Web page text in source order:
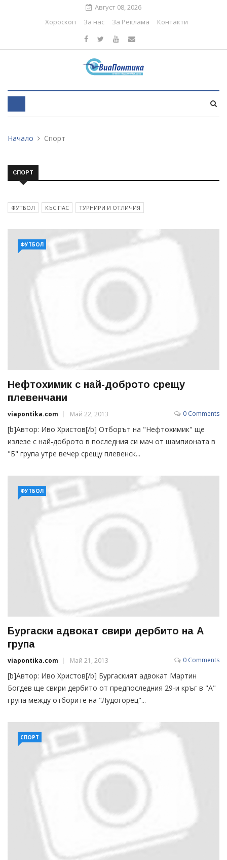
Август 08, 2026
Хороскоп
За нас За Реклама Контакти
Начало Спорт
СПОРТ
ФУТБОЛ КЪС ПАС ТУРНИРИ И ОТЛИЧИЯ
ФУТБОЛ
Нефтохимик с най-доброто срещу
плевенчани
viapontika.com Май 22, 2013 0 Comments
[b]Автор: Иво Христов[/b] Отборът на "Нефтохимик" ще
излезе с най-доброто в последния си мач от шампионата в
"Б" група утре вечер срещу плевенск...
ФУТБОЛ
Бургаски адвокат свири дербито на А
група
viapontika.com Май 21, 2013 0 Comments
[b]Автор: Иво Христов[/b] Бургаският адвокат Мартин
Богдев ще свири дербито от предпоследния 29-и кръг в "А"
група между отборите на "Лудогорец"...
СПОРТ